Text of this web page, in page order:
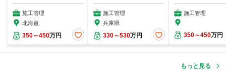
施工管理
北海道
350～450万円
施工管理
兵庫県
330～530万円
施工管理
350～450万円
もっと見る